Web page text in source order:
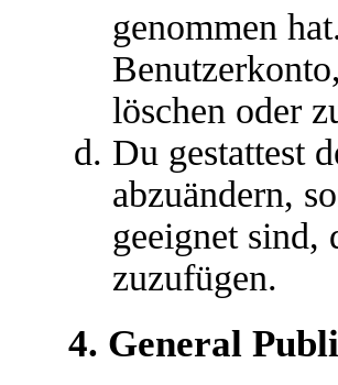
genommen
löschen oder
Du gestattest
abzuändern,
geeignet sind,
zuzufügen.
4. General